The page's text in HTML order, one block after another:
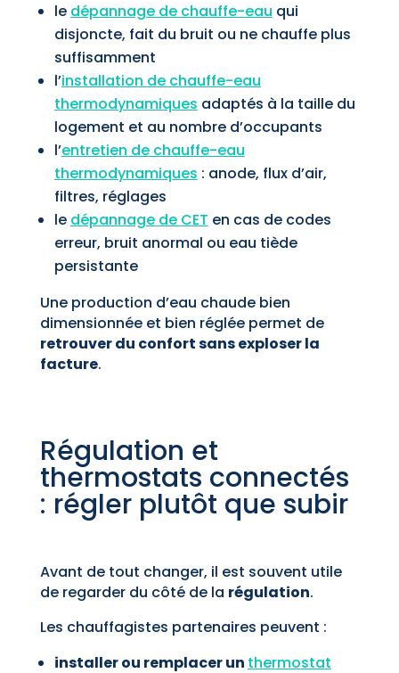
le dépannage de chauffe-eau qui
disjoncte, fait du bruit ou ne chauffe plus
suffisamment
l’installation de chauffe-eau
thermodynamiques adaptés à la taille du
logement et au nombre d’occupants
l’entretien de chauffe-eau
thermodynamiques : anode, flux d’air,
filtres, réglages
le dépannage de CET en cas de codes
erreur, bruit anormal ou eau tiède
persistante
Une production d’eau chaude bien
dimensionnée et bien réglée permet de
retrouver du confort sans exploser la
facture.
Régulation et
thermostats connectés
: régler plutôt que subir
Avant de tout changer, il est souvent utile
de regarder du côté de la régulation.
Les chauffagistes partenaires peuvent :
installer ou remplacer un thermostat